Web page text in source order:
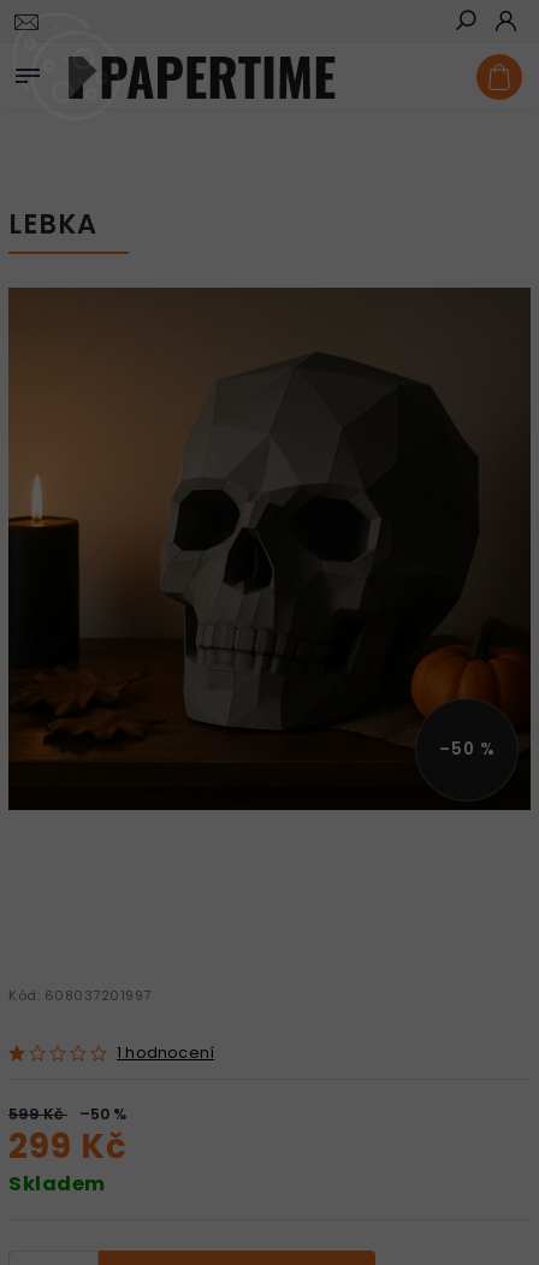
Hledat
Domů
LEBKA
–50 %
Kód: 608037201997
1 hodnocení
599 Kč –50 %
299 Kč
Skladem